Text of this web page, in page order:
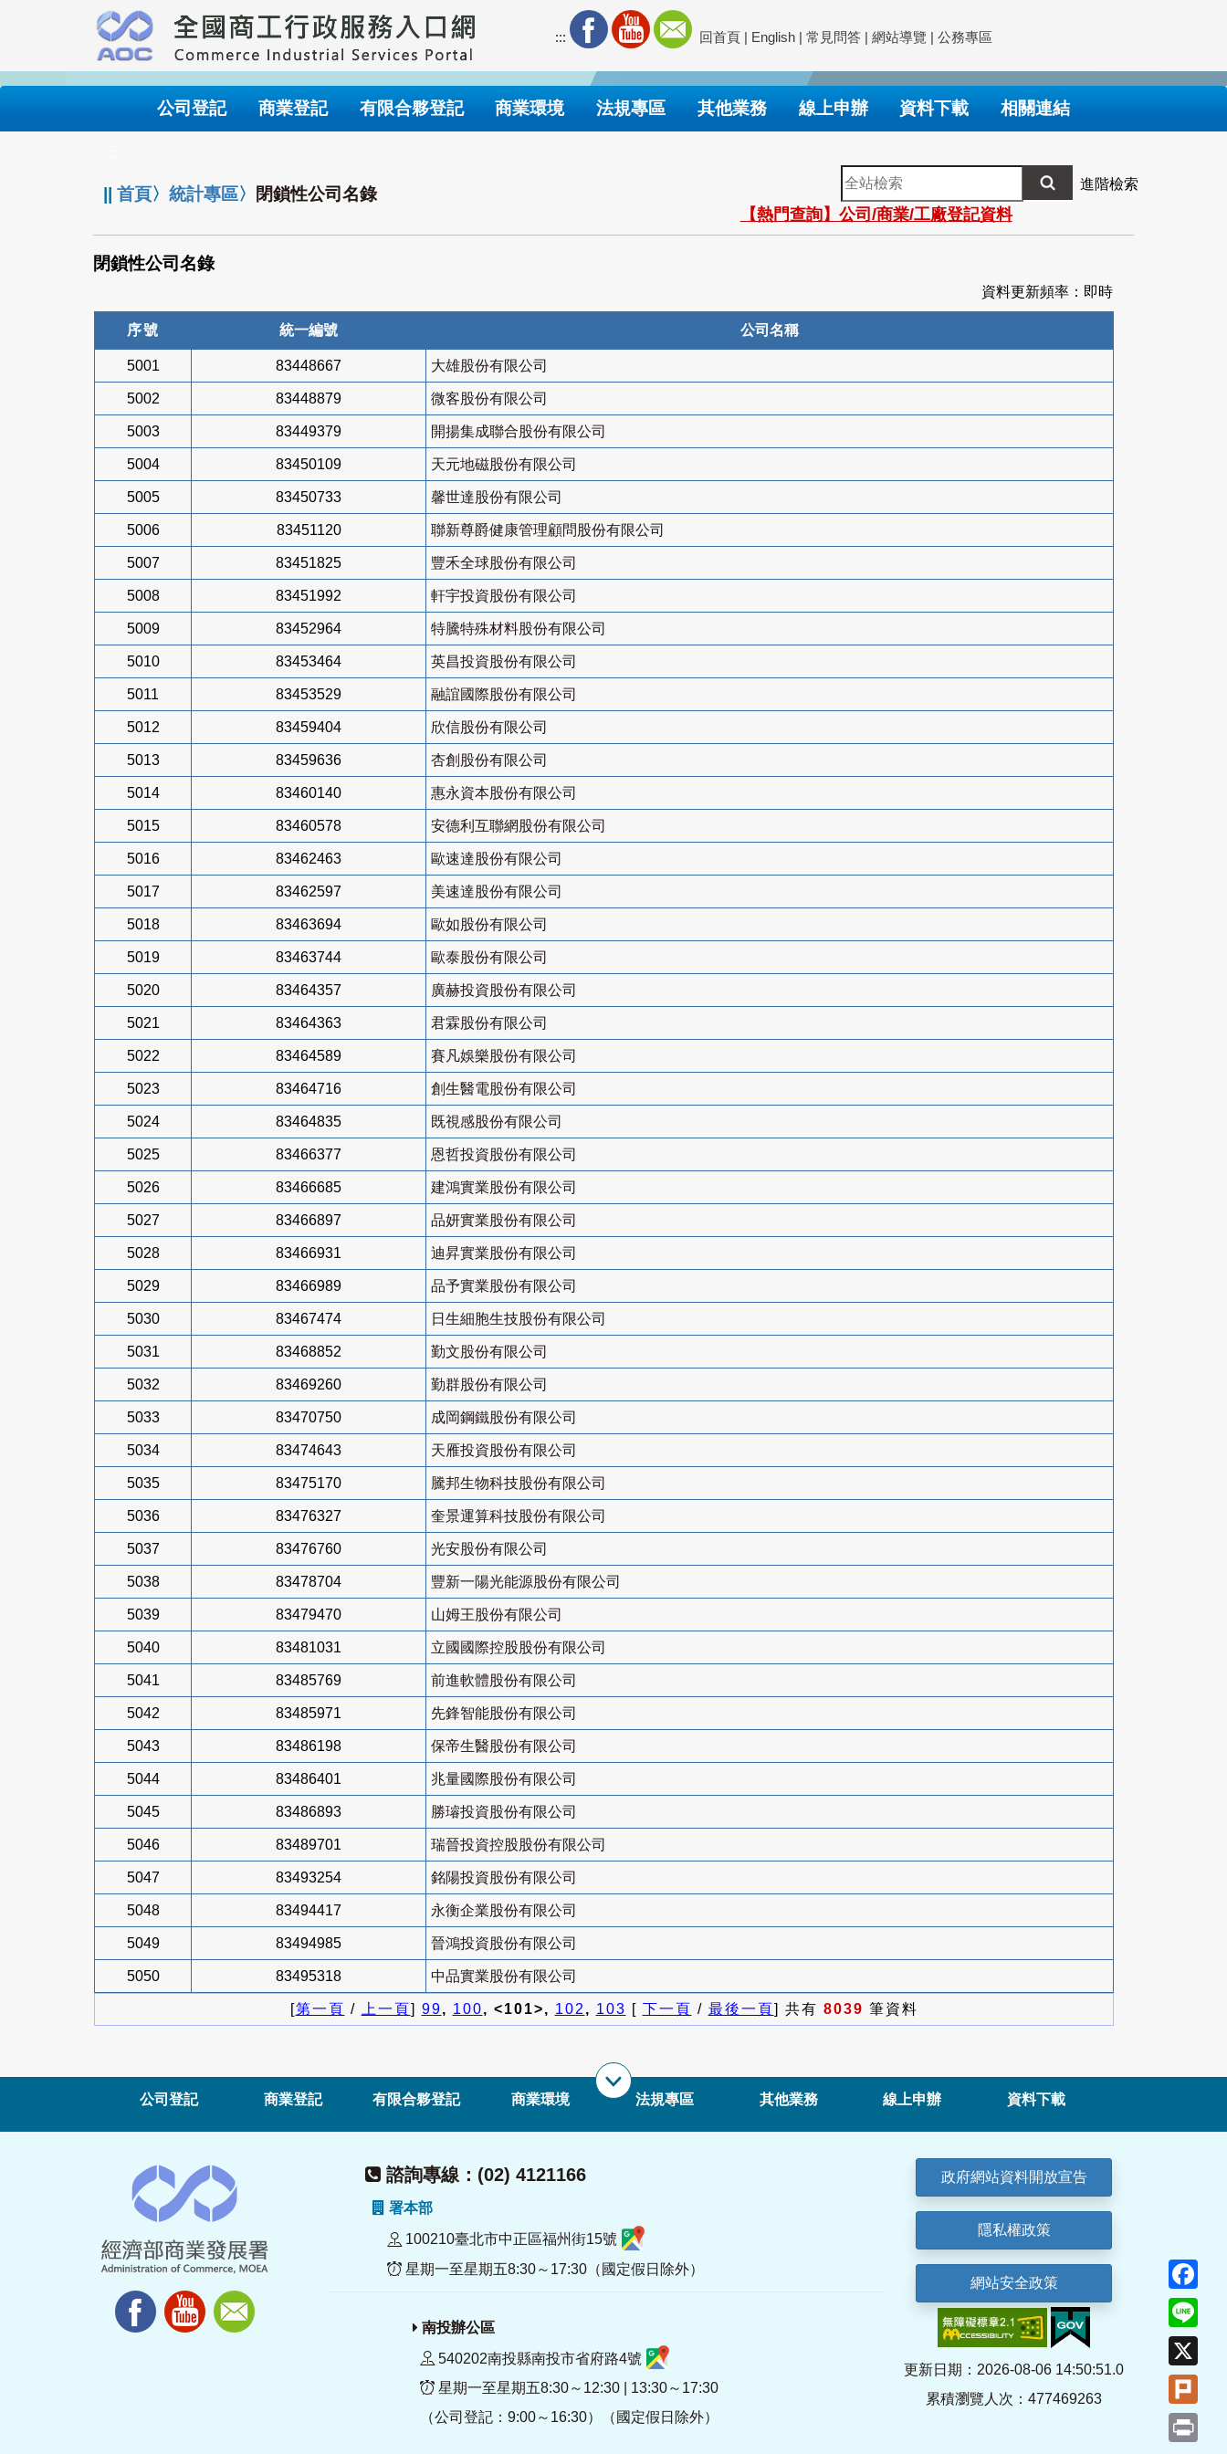
要
內
::: 回首頁 | English | 常見問答 | 網站導覽 | 公務專區
公司登記 商業登記 有限合夥登記 商業環境 法規專區 其他業務 線上申辦 資料下載 相關連結
||首頁〉統計專區〉 閉鎖性公司名錄
全
站
檢
索
進階檢索
【熱門查詢】公司/商業/工廠登記資料
閉鎖性公司名錄
資料更新頻率：即時
序號 統一編號 公司名稱
5001 83448667 大雄股份有限公司
5002 83448879 微客股份有限公司
5003 83449379 開揚集成聯合股份有限公司
5004 83450109 天元地磁股份有限公司
5005 83450733 馨世達股份有限公司
5006 83451120 聯新尊爵健康管理顧問股份有限公司
5007 83451825 豐禾全球股份有限公司
5008 83451992 軒宇投資股份有限公司
5009 83452964 特騰特殊材料股份有限公司
5010 83453464 英昌投資股份有限公司
5011 83453529 融誼國際股份有限公司
5012 83459404 欣信股份有限公司
5013 83459636 杏創股份有限公司
5014 83460140 惠永資本股份有限公司
5015 83460578 安德利互聯網股份有限公司
5016 83462463 歐速達股份有限公司
5017 83462597 美速達股份有限公司
5018 83463694 歐如股份有限公司
5019 83463744 歐泰股份有限公司
5020 83464357 廣赫投資股份有限公司
5021 83464363 君霖股份有限公司
5022 83464589 賽凡娛樂股份有限公司
5023 83464716 創生醫電股份有限公司
5024 83464835 既視感股份有限公司
5025 83466377 恩哲投資股份有限公司
5026 83466685 建鴻實業股份有限公司
5027 83466897 品妍實業股份有限公司
5028 83466931 迪昇實業股份有限公司
5029 83466989 品予實業股份有限公司
5030 83467474 日生細胞生技股份有限公司
5031 83468852 勤文股份有限公司
5032 83469260 勤群股份有限公司
5033 83470750 成岡鋼鐵股份有限公司
5034 83474643 天雁投資股份有限公司
5035 83475170 騰邦生物科技股份有限公司
5036 83476327 奎景運算科技股份有限公司
5037 83476760 光安股份有限公司
5038 83478704 豐新一陽光能源股份有限公司
5039 83479470 山姆王股份有限公司
5040 83481031 立國國際控股股份有限公司
5041 83485769 前進軟體股份有限公司
5042 83485971 先鋒智能股份有限公司
5043 83486198 保帝生醫股份有限公司
5044 83486401 兆量國際股份有限公司
5045 83486893 勝璿投資股份有限公司
5046 83489701 瑞晉投資控股股份有限公司
5047 83493254 銘陽投資股份有限公司
5048 83494417 永衡企業股份有限公司
5049 83494985 晉鴻投資股份有限公司
5050 83495318 中品實業股份有限公司
[第一頁 / 上一頁] 99, 100, <101>, 102, 103 [ 下一頁 / 最後一頁] 共有 8039 筆資料
公司登記 商業登記 有限合夥登記 商業環境 法規專區 其他業務 線上申辦 資料下載
諮詢專線：(02) 4121166
署本部
100210臺北市中正區福州街15號
星期一至星期五8:30～17:30（國定假日除外）
南投辦公區
540202南投縣南投市省府路4號
星期一至星期五8:30～12:30 | 13:30～17:30
（公司登記：9:00～16:30）（國定假日除外）
政府網站資料開放宣告
隱私權政策
網站安全政策
更新日期：2026-08-06 14:50:51.0
累積瀏覽人次：477469263